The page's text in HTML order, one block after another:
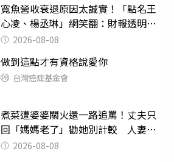
寬魚營收衰退原因太誠實！「點名王
心凌、楊丞琳」網笑翻：財報透明度
滿分2026-08-08
做到這點才有資格說愛你
台灣癌症基金會
煮菜遭婆婆關火還一路追罵！丈夫只
回「媽媽老了」勸她別計較 人妻超
崩潰：我像台傭
2026-08-08